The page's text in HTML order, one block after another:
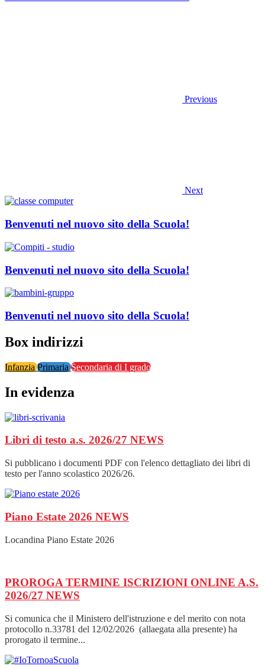
Previous
Next
Benvenuti nel nuovo sito della Scuola!
Benvenuti nel nuovo sito della Scuola!
Benvenuti nel nuovo sito della Scuola!
Box indirizzi
InfanziaPrimariaSecondaria di I grado
In evidenza
Libri di testo a.s. 2026/27 NEWS
Si pubblicano i documenti PDF con l'elenco dettagliato dei libri di
testo per l'anno scolastico 2026/26.
Piano Estate 2026 NEWS
Locandina Piano Estate 2026
PROROGA TERMINE ISCRIZIONI ONLINE A.S.
2026/27 NEWS
Si comunica che il Ministero dell'istruzione e del merito con nota
protocollo n.33781 del 12/02/2026 (allaegata alla presente) ha
prorogato il termine...